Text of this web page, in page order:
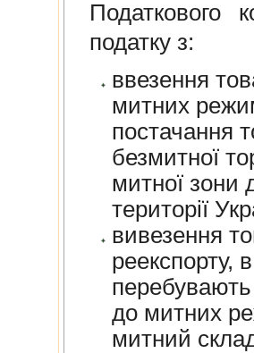
Податкового
податку з:
ввезення
митних
постачання
безмитної
митної зони для їх
території
вивезення
реекспорту,
перебувають у
до митних
митний